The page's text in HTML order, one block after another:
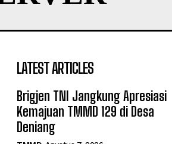
LATEST ARTICLES
Brigjen TNI Jangkung Apresiasi
Kemajuan TMMD 129 di Desa
Deniang